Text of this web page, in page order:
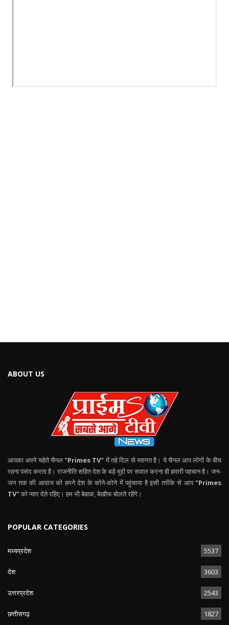
ABOUT US
आपका अपने चहेते चैनल "Primes TV" में तहे दिल से स्वागत है। ये चैनल आप लोगों के बीच
रहना पसंद करता है। राजनीति सहित देश के बड़े मुद्दों पर सवाल करना ही हमारी पहचान है। जन-
जन तक की आवाज को हमने देश के कोने-कोने में पहुंचाया है इसी तरीके से आप "Primes
TV"को प्यार देते रहिए। हम भी बेबाक, बेखौफ बोलते रहेंगे।
POPULAR CATEGORIES
मध्यप्रदेश 5537
देश 3603
उत्तरप्रदेश 2543
छत्तीसगढ़ 1827